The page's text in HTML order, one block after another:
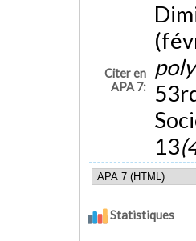
Citer en
APA 7:
13
Statistiques